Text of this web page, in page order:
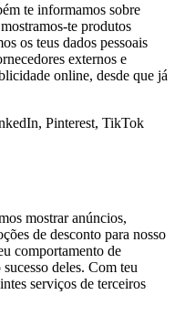
te informamos sobre
te produtos
os teus dados pessoais
externos e
online, desde que já
Pinterest, TikTok
mostrar anúncios,
de desconto para nosso
comportamento de
deles. Com teu
serviços de terceiros